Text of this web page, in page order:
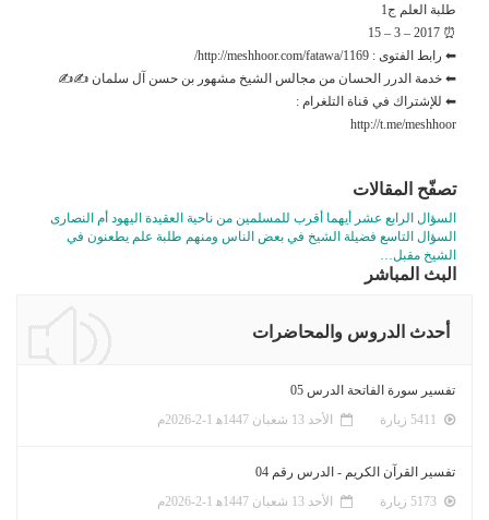
طلبة العلم ج1
⏰ 2017 – 3 – 15
⬅ رابط الفتوى : http://meshhoor.com/fatawa/1169/
⬅ خدمة الدرر الحسان من مجالس الشيخ مشهور بن حسن آل سلمان ✍✍
⬅ للإشتراك في قناة التلغرام :
http://t.me/meshhoor
تصفّح المقالات
السؤال الرابع عشر أيهما أقرب للمسلمين من ناحية العقيدة اليهود أم النصارى
السؤال التاسع فضيلة الشيخ في بعض الناس ومنهم طلبة علم يطعنون في
الشيخ مقبل…
البث المباشر
أحدث الدروس والمحاضرات
تفسير سورة الفاتحة الدرس 05
الأحد 13 شعبان 1447ﻫ 1-2-2026م
تفسير القرآن الكريم - الدرس رقم 04
الأحد 13 شعبان 1447ﻫ 1-2-2026م